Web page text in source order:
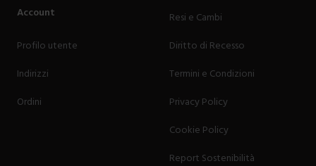
Account
Profilo utente
Indirizzi
Ordini
Resi e Cambi
Diritto di Recesso
Termini e Condizioni
Privacy Policy
Cookie Policy
Report Sostenibilità